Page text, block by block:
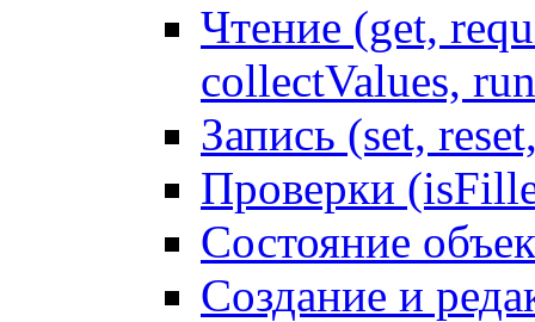
Чтение (get,
collectValues,
Запись (set,
Проверки
Состояние
Создание и